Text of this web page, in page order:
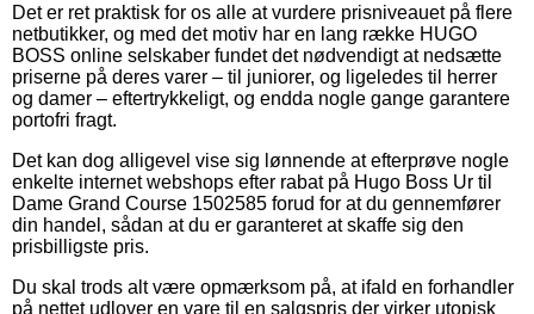
Det er ret praktisk for os alle at vurdere prisniveauet på flere
netbutikker, og med det motiv har en lang række HUGO
BOSS online selskaber fundet det nødvendigt at nedsætte
priserne på deres varer – til juniorer, og ligeledes til herrer
og damer – eftertrykkeligt, og endda nogle gange garantere
portofri fragt.
Det kan dog alligevel vise sig lønnende at efterprøve nogle
enkelte internet webshops efter rabat på Hugo Boss Ur til
Dame Grand Course 1502585 forud for at du gennemfører
din handel, sådan at du er garanteret at skaffe sig den
prisbilligste pris.
Du skal trods alt være opmærksom på, at ifald en forhandler
på nettet udlover en vare til en salgspris der virker utopisk